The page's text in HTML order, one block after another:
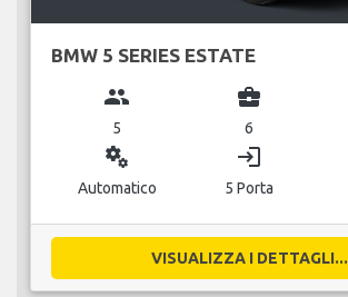
BMW 5 SERIES ESTATE
group
5
business_center
6
miscellaneous_services
Automatico
login
5 Porta
VISUALIZZA I DETTAGLI...